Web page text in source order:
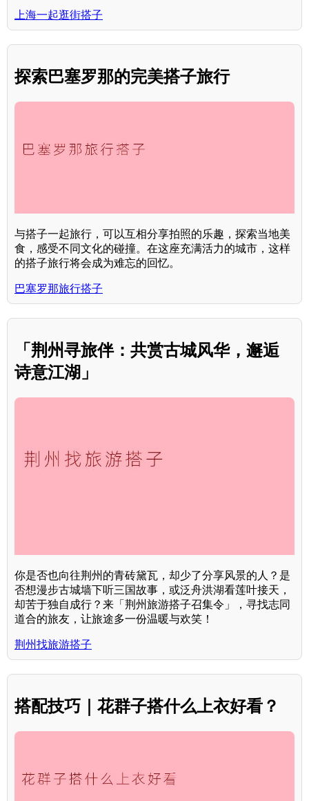
上海一起逛街搭子
探索巴塞罗那的完美搭子旅行
与搭子一起旅行，可以互相分享拍照的乐趣，探索当地美
食，感受不同文化的碰撞。在这座充满活力的城市，这样
的搭子旅行将会成为难忘的回忆。
巴塞罗那旅行搭子
「荆州寻旅伴：共赏古城风华，邂逅
诗意江湖」
你是否也向往荆州的青砖黛瓦，却少了分享风景的人？是
否想漫步古城墙下听三国故事，或泛舟洪湖看莲叶接天，
却苦于独自成行？来「荆州旅游搭子召集令」，寻找志同
道合的旅友，让旅途多一份温暖与欢笑！
荆州找旅游搭子
搭配技巧｜花群子搭什么上衣好看？